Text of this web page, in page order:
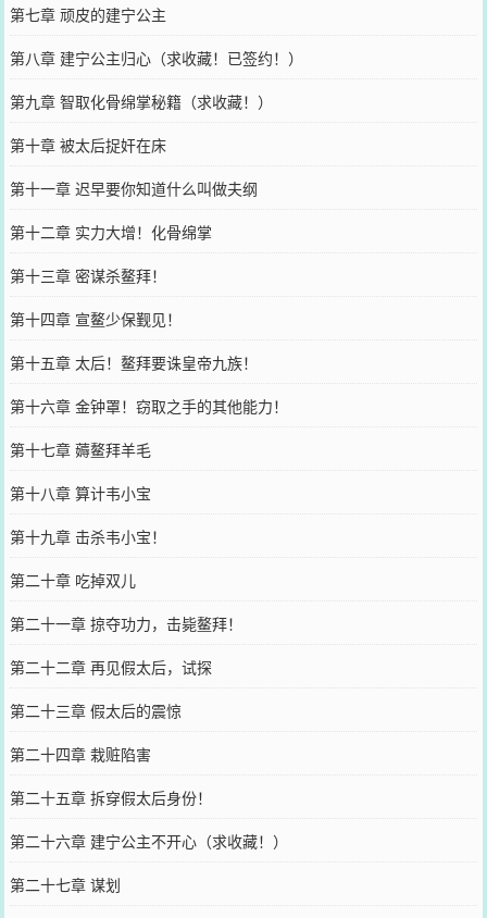
第七章 顽皮的建宁公主
第八章 建宁公主归心（求收藏！已签约！）
第九章 智取化骨绵掌秘籍（求收藏！）
第十章 被太后捉奸在床
第十一章 迟早要你知道什么叫做夫纲
第十二章 实力大增！化骨绵掌
第十三章 密谋杀鳌拜！
第十四章 宣鳌少保觐见！
第十五章 太后！鳌拜要诛皇帝九族！
第十六章 金钟罩！窃取之手的其他能力！
第十七章 薅鳌拜羊毛
第十八章 算计韦小宝
第十九章 击杀韦小宝！
第二十章 吃掉双儿
第二十一章 掠夺功力，击毙鳌拜！
第二十二章 再见假太后，试探
第二十三章 假太后的震惊
第二十四章 栽赃陷害
第二十五章 拆穿假太后身份！
第二十六章 建宁公主不开心（求收藏！）
第二十七章 谋划